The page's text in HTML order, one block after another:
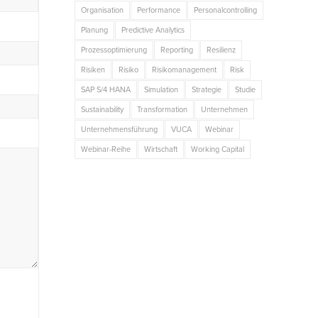
Organisation Performance Personalcontrolling
Planung Predictive Analytics
Prozessoptimierung Reporting Resilienz
Risiken Risiko Risikomanagement Risk
SAP S/4 HANA Simulation Strategie Studie
Sustainability Transformation Unternehmen
Unternehmensführung VUCA Webinar
Webinar-Reihe Wirtschaft Working Capital